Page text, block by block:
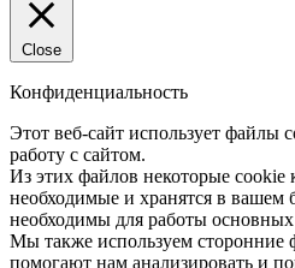
Close
Конфиденциальность
Этот веб-сайт использует файлы
работу с сайтом.
Из этих файлов некоторые cookie
необходимые и хранятся в вашем
необходимы для работы
Мы также используем сторонние
помогают нам анализировать и